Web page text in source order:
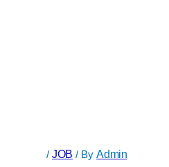
/ JOB / ByAdmin